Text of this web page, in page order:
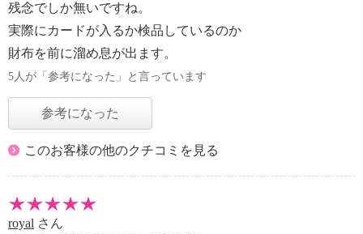
残念でしか無いですね。
実際にカードが入るか検品しているのか
財布を前に溜め息が出ます。
5人が「参考になった」と言っています
参考になった
このお客様の他のクチコミを見る
royal さん